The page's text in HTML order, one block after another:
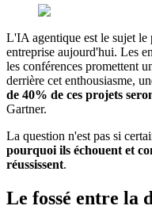
L'IA agentique est le sujet le
entreprise aujourd'hui. Les
les conférences promettent
derrière cet enthousiasme,
de 40% de ces projets
Gartner.
La question n'est pas si
pourquoi ils échouent et
réussissent.
Le fossé entre la